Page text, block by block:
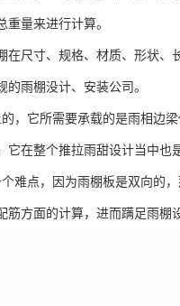
量来进行计算。
尺寸、规格、材质、形状
雨棚没计、安装公司。
，它所需要承载的是雨相边
在整个推拉雨甜设计当中也
难点，因为雨棚板是双向的
筋方面的计算，进而蹒足雨棚